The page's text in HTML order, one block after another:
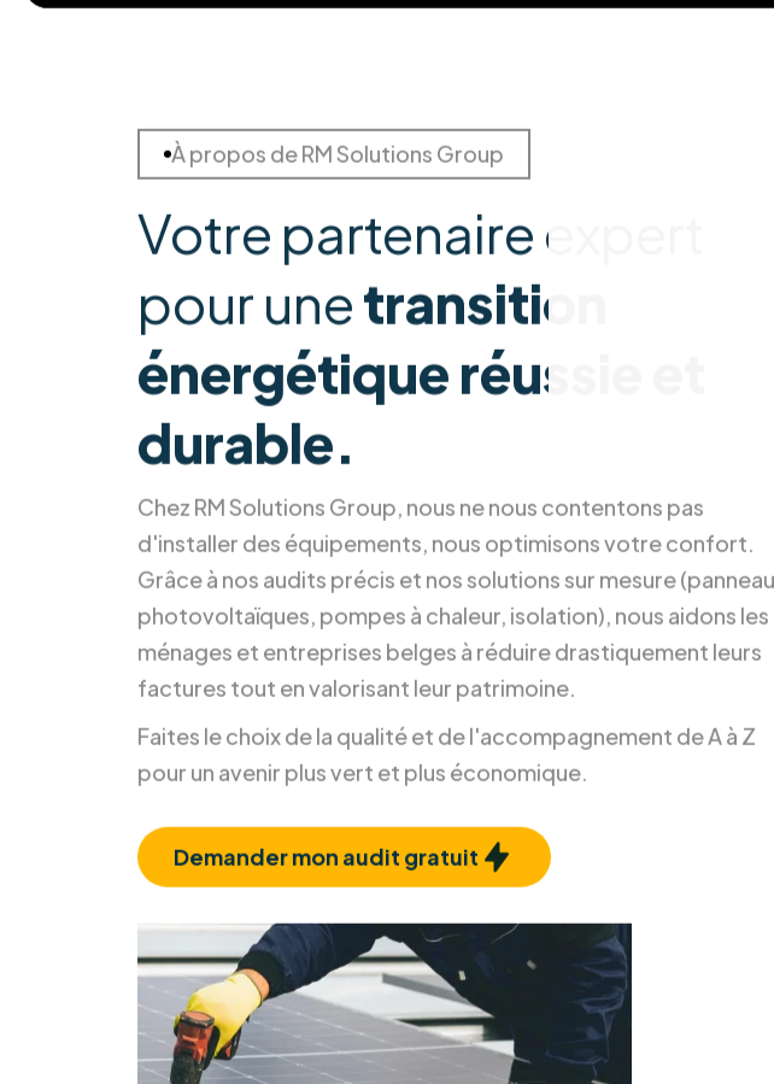
À propos de RM Solutions Group
Votre partenaire expert
pour unetransition
énergétique réussie et
durable.
Chez RM Solutions Group, nous ne nous contentons pas
d'installer des équipements, nous optimisons votre confort.
Grâce à nos audits précis et nos solutions sur mesure (panneaux
photovoltaïques, pompes à chaleur, isolation), nous aidons les
ménages et entreprises belges à réduire drastiquement leurs
factures tout en valorisant leur patrimoine.
pour un avenir plus vert et plus économique.
Demander mon audit gratuit